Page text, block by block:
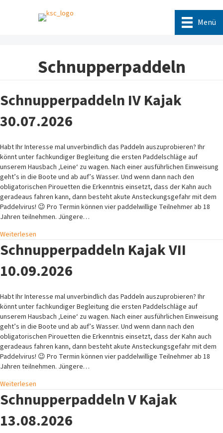
Menü
Schnupperpaddeln
Schnupperpaddeln IV Kajak
30.07.2026
Habt Ihr Interesse mal unverbindlich das Paddeln auszuprobieren? Ihr
könnt unter fachkundiger Begleitung die ersten Paddelschläge auf
unserem Hausbach ‚Leine‘ zu wagen. Nach einer ausführlichen Einweisung
geht’s in die Boote und ab auf’s Wasser. Und wenn dann nach den
obligatorischen Pirouetten die Erkenntnis einsetzt, dass der Kahn auch
geradeaus fahren kann, dann besteht akute Ansteckungsgefahr mit dem
Paddelvirus! 😉 Pro Termin können vier paddelwillige Teilnehmer ab 18
Jahren teilnehmen. Jüngere…
Weiterlesen
Schnupperpaddeln Kajak VII
10.09.2026
Habt Ihr Interesse mal unverbindlich das Paddeln auszuprobieren? Ihr
könnt unter fachkundiger Begleitung die ersten Paddelschläge auf
unserem Hausbach ‚Leine‘ zu wagen. Nach einer ausführlichen Einweisung
geht’s in die Boote und ab auf’s Wasser. Und wenn dann nach den
obligatorischen Pirouetten die Erkenntnis einsetzt, dass der Kahn auch
geradeaus fahren kann, dann besteht akute Ansteckungsgefahr mit dem
Paddelvirus! 😉 Pro Termin können vier paddelwillige Teilnehmer ab 18
Jahren teilnehmen. Jüngere…
Weiterlesen
Schnupperpaddeln V Kajak
13.08.2026